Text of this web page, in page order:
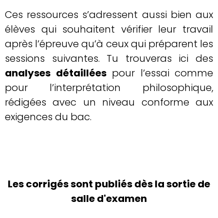
Ces ressources s’adressent aussi bien aux
élèves qui souhaitent vérifier leur travail
après l’épreuve qu’à ceux qui préparent les
sessions suivantes. Tu trouveras ici des
analyses détailléespour l’essai comme
pour l’interprétation philosophique,
rédigées avec un niveau conforme aux
exigences du bac.
Les corrigés sont publiés dès la sortie de
salle d'examen